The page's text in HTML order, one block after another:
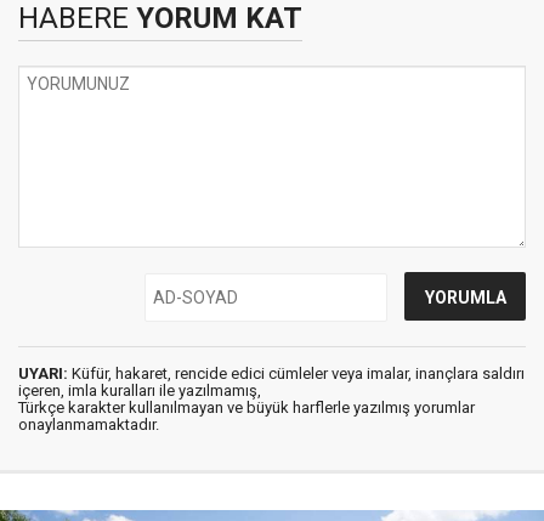
HABERE YORUM KAT
UYARI: Küfür, hakaret, rencide edici cümleler veya imalar, inançlara saldırı
içeren, imla kuralları ile yazılmamış,
Türkçe karakter kullanılmayan ve büyük harflerle yazılmış yorumlar
onaylanmamaktadır.